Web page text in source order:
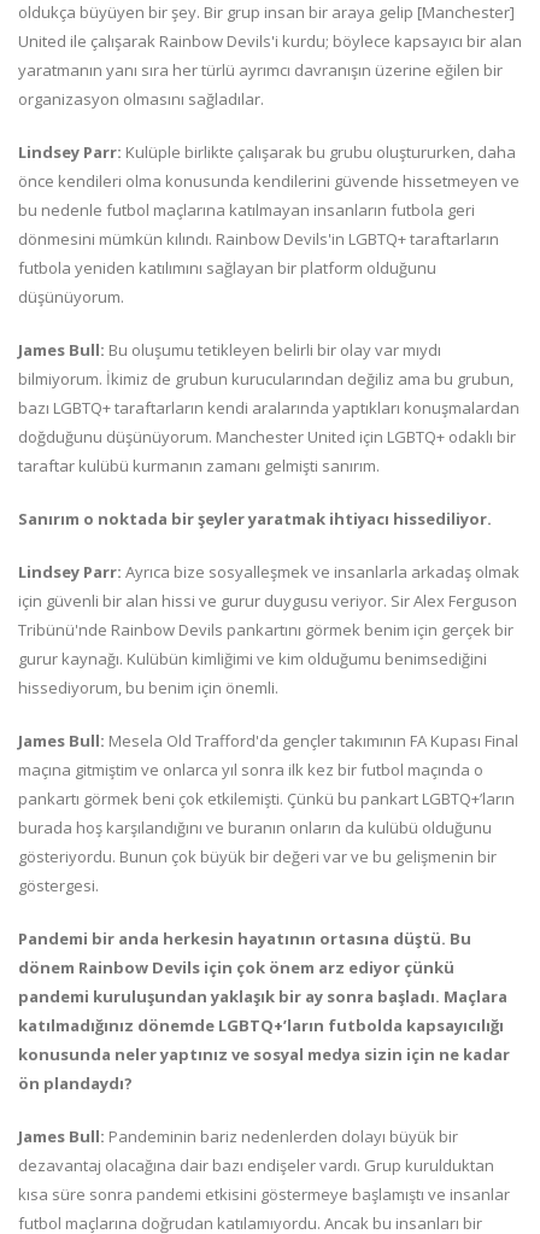
oldukça büyüyen bir şey. Bir grup insan bir araya gelip [Manchester]
United ile çalışarak Rainbow Devils'i kurdu; böylece kapsayıcı bir alan
yaratmanın yanı sıra her türlü ayrımcı davranışın üzerine eğilen bir
organizasyon olmasını sağladılar.
Lindsey Parr: Kulüple birlikte çalışarak bu grubu oluştururken, daha
önce kendileri olma konusunda kendilerini güvende hissetmeyen ve
bu nedenle futbol maçlarına katılmayan insanların futbola geri
dönmesini mümkün kılındı. Rainbow Devils'in LGBTQ+ taraftarların
futbola yeniden katılımını sağlayan bir platform olduğunu
düşünüyorum.
James Bull: Bu oluşumu tetikleyen belirli bir olay var mıydı
bilmiyorum. İkimiz de grubun kurucularından değiliz ama bu grubun,
bazı LGBTQ+ taraftarların kendi aralarında yaptıkları konuşmalardan
doğduğunu düşünüyorum. Manchester United için LGBTQ+ odaklı bir
taraftar kulübü kurmanın zamanı gelmişti sanırım.
Sanırım o noktada bir şeyler yaratmak ihtiyacı hissediliyor.
Lindsey Parr: Ayrıca bize sosyalleşmek ve insanlarla arkadaş olmak
için güvenli bir alan hissi ve gurur duygusu veriyor. Sir Alex Ferguson
Tribünü'nde Rainbow Devils pankartını görmek benim için gerçek bir
gurur kaynağı. Kulübün kimliğimi ve kim olduğumu benimsediğini
hissediyorum, bu benim için önemli.
James Bull: Mesela Old Trafford'da gençler takımının FA Kupası Final
maçına gitmiştim ve onlarca yıl sonra ilk kez bir futbol maçında o
pankartı görmek beni çok etkilemişti. Çünkü bu pankart LGBTQ+’ların
burada hoş karşılandığını ve buranın onların da kulübü olduğunu
gösteriyordu. Bunun çok büyük bir değeri var ve bu gelişmenin bir
göstergesi.
Pandemi bir anda herkesin hayatının ortasına düştü. Bu
dönem Rainbow Devils için çok önem arz ediyor çünkü
pandemi kuruluşundan yaklaşık bir ay sonra başladı. Maçlara
katılmadığınız dönemde LGBTQ+’ların futbolda kapsayıcılığı
konusunda neler yaptınız ve sosyal medya sizin için ne kadar
ön plandaydı?
James Bull: Pandeminin bariz nedenlerden dolayı büyük bir
dezavantaj olacağına dair bazı endişeler vardı. Grup kurulduktan
kısa süre sonra pandemi etkisini göstermeye başlamıştı ve insanlar
futbol maçlarına doğrudan katılamıyordu. Ancak bu insanları bir